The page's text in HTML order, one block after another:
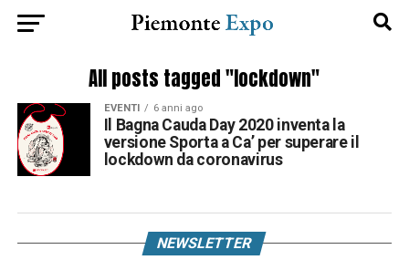
All posts tagged "lockdown"
EVENTI 6 anni ago
Il Bagna Cauda Day 2020 inventa la
versione Sporta a Ca’ per superare il
lockdown da coronavirus
NEWSLETTER